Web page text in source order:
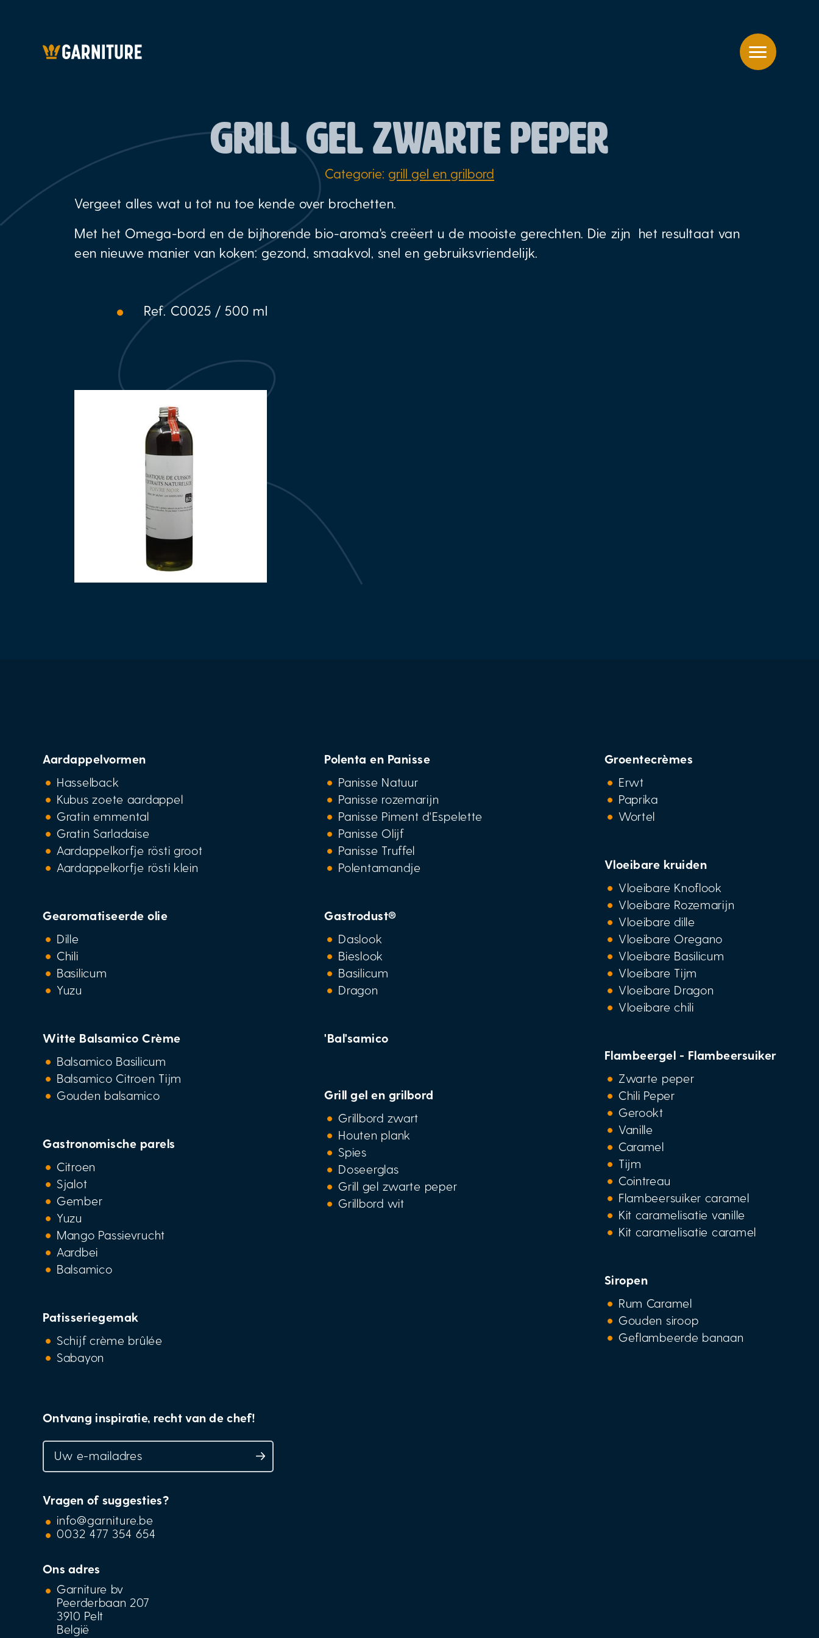
GRILL GEL ZWARTE PEPER
Categorie: grill gel en grilbord
Vergeet alles wat u tot nu toe kende over brochetten.
Met het Omega-bord en de bijhorende bio-aroma's creëert u de mooiste gerechten. Die zijn het resultaat van
een nieuwe manier van koken: gezond, smaakvol, snel en gebruiksvriendelijk.
Ref. C0025 / 500 ml
Aardappelvormen
Hasselback
Kubus zoete aardappel
Gratin emmental
Gratin Sarladaise
Aardappelkorfje rösti groot
Aardappelkorfje rösti klein
Gearomatiseerde olie
Dille
Chili
Basilicum
Yuzu
Witte Balsamico Crème
Balsamico Basilicum
Balsamico Citroen Tijm
Gouden balsamico
Gastronomische parels
Citroen
Sjalot
Gember
Yuzu
Mango Passievrucht
Aardbei
Balsamico
Patisseriegemak
Schijf crème brûlée
Sabayon
Polenta en Panisse
Panisse Natuur
Panisse rozemarijn
Panisse Piment d'Espelette
Panisse Olijf
Panisse Truffel
Polentamandje
Gastrodust®
Daslook
Bieslook
Basilicum
Dragon
'Bal'samico
Grill gel en grilbord
Grillbord zwart
Houten plank
Spies
Doseerglas
Grill gel zwarte peper
Grillbord wit
Groentecrèmes
Erwt
Paprika
Wortel
Vloeibare kruiden
Vloeibare Knoflook
Vloeibare Rozemarijn
Vloeibare dille
Vloeibare Oregano
Vloeibare Basilicum
Vloeibare Tijm
Vloeibare Dragon
Vloeibare chili
Flambeergel - Flambeersuiker
Zwarte peper
Chili Peper
Gerookt
Vanille
Caramel
Tijm
Cointreau
Flambeersuiker caramel
Kit caramelisatie vanille
Kit caramelisatie caramel
Siropen
Rum Caramel
Gouden siroop
Geflambeerde banaan
Ontvang inspiratie, recht van de chef!
Vragen of suggesties?
info@garniture.be
0032 477 354 654
Ons adres
Garniture bv
Peerderbaan 207
3910 Pelt
België